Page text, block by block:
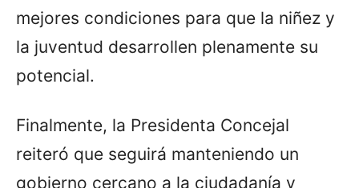
mejores condiciones para que la niñez y
la juventud desarrollen plenamente su
potencial.
Finalmente, la Presidenta Concejal
reiteró que seguirá manteniendo un
gobierno cercano a la ciudadanía y